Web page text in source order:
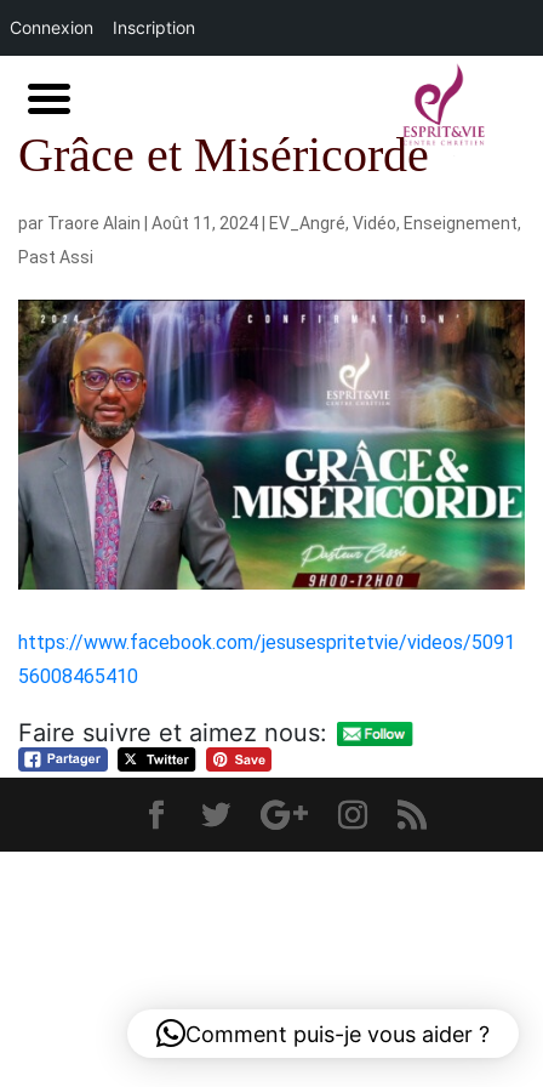
Grâce et Miséricorde
par Traore Alain Août 11, 2024 EV_Angré, Vidéo, Enseignement,
Past Assi
https://www.facebook.com/jesusespritetvie/videos/5091
56008465410
Faire suivre et aimez nous:
Comment puis-je vous aider ?
Connexion Inscription